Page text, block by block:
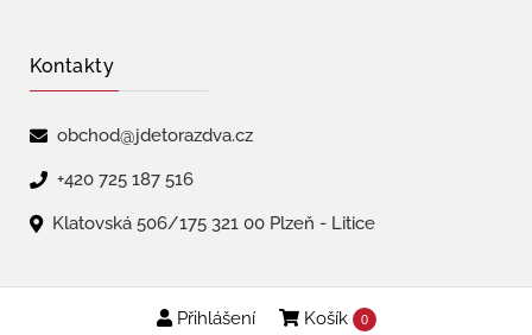
Přihlášení Košík 0
Kontakty
obchod@jdetorazdva.cz
+420 725 187 516
Klatovská 506/175 321 00 Plzeň - Litice
Copyright © 2026 | jdetorazdva